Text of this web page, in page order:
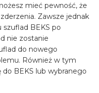
mieć pewność, że
Zawsze jednak
BEKS po
nie zostanie
do nowego
Również w tym
BEKS lub wybranego